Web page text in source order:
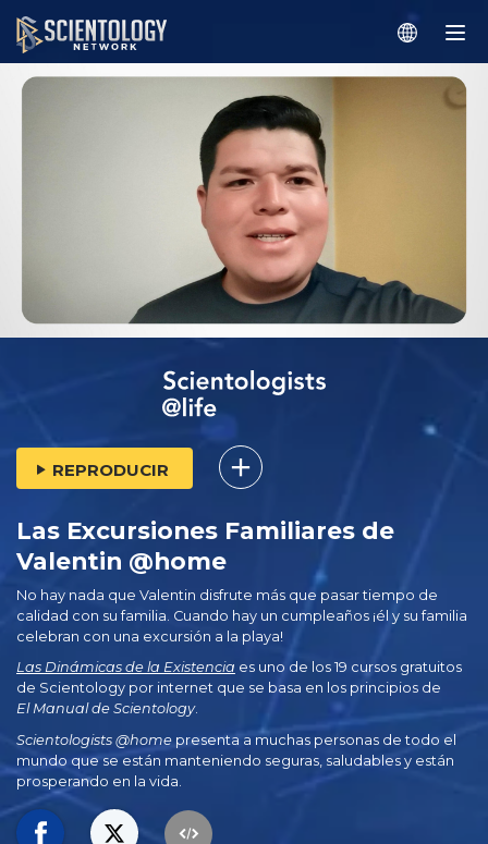
REPRODUCIR
Las Excursiones Familiares de
Valentin @home
No hay nada que Valentin disfrute más que pasar tiempo de
calidad con su familia. Cuando hay un cumpleaños ¡él y su familia
celebran con una excursión a la playa!
Las Dinámicas de la Existencia es uno de los 19 cursos gratuitos
de Scientology por internet que se basa en los principios de
El Manual de Scientology.
Scientologists @home presenta a muchas personas de todo el
mundo que se están manteniendo seguras, saludables y están
prosperando en la vida.